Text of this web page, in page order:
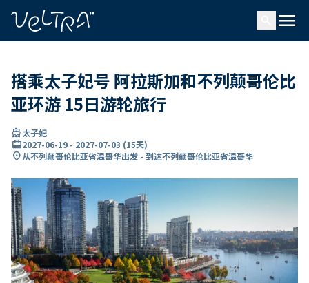
menu
搭乘太子妃号 阿拉斯加和不列颠哥伦比
亚环游 15日游轮旅行
directions_boat太子妃
card_travel2027-06-19 - 2027-07-03 (15天)
location_on从不列颠哥伦比亚省温哥华出发 - 到达不列颠哥伦比亚省温哥华